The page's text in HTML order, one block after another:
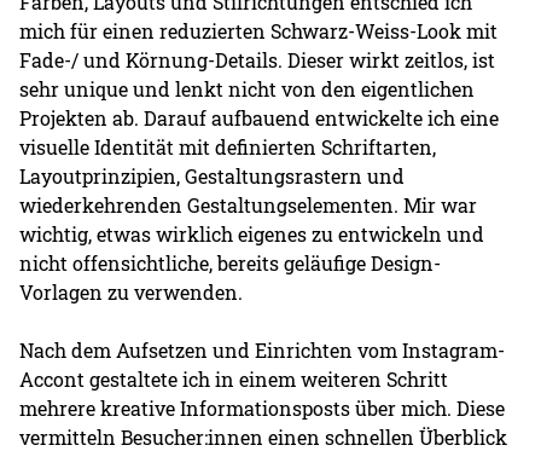
mich für einen reduzierten Schwarz-Weiss-Look mit
Fade-/ und Körnung-Details. Dieser wirkt zeitlos, ist
sehr unique und lenkt nicht von den eigentlichen
Projekten ab. Darauf aufbauend entwickelte ich eine
visuelle Identität mit definierten Schriftarten,
Layoutprinzipien, Gestaltungsrastern und
wiederkehrenden Gestaltungselementen. Mir war
wichtig, etwas wirklich eigenes zu entwickeln und
nicht offensichtliche, bereits geläufige Design-
Vorlagen zu verwenden.
Nach dem Aufsetzen und Einrichten vom Instagram-
Accont gestaltete ich in einem weiteren Schritt
mehrere kreative Informationsposts über mich. Diese
vermitteln Besucher:innen einen schnellen Überblick